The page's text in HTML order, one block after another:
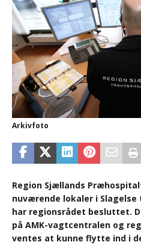
Arkivfoto
Region Sjællands
nuværende lokaler i
har regionsrådet besluttet.
på AMK-vagtcentralen og
ventes at kunne flytte ind i